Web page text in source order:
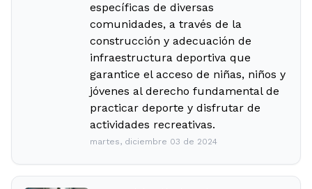
específicas de diversas
comunidades, a través de la
construcción y adecuación de
infraestructura deportiva que
garantice el acceso de niñas, niños y
jóvenes al derecho fundamental de
practicar deporte y disfrutar de
actividades recreativas.
martes, diciembre 03 de 2024